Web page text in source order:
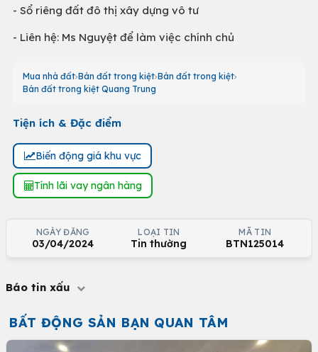
- Sổ riêng đất đô thị xây dựng vô tư
- Liên hệ: Ms Nguyệt để làm việc chính chủ
Mua nhà đất Bán đất trong kiệt Bán đất trong kiệt
Bán đất trong kiệt Quang Trung
Tiện ích & Đặc điểm
Biến động giá khu vực
Tính lãi vay ngân hàng
NGÀY ĐĂNG
03/04/2024
LOẠI TIN
Tin thường
MÃ TIN
BTN125014
Báo tin xấu
BẤT ĐỘNG SẢN BẠN QUAN TÂM